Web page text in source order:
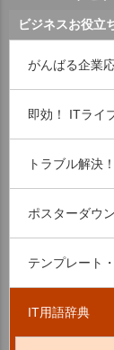
ビジネスお役立
がんばる企業
即効！ ITライ
トラブル解決
ポスターダウ
テンプレート
IT用語辞典